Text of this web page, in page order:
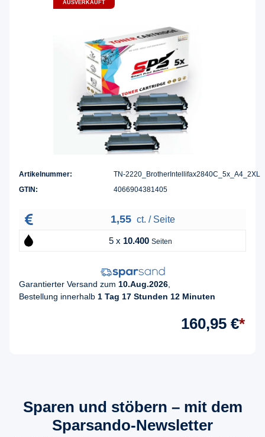
AUSVERKAUFT
Artikelnummer:
TN-2220_BrotherIntellifax2840C_5x_A4_2XL
GTIN:
4066904381405
1,55 ct. / Seite
5 x 10.400 Seiten
Garantierter Versand zum 10.Aug.2026,
Bestellung innerhalb 1 Tag 17 Stunden 12 Minuten
160,95 €*
Sparen und stöbern – mit dem
Sparsando-Newsletter